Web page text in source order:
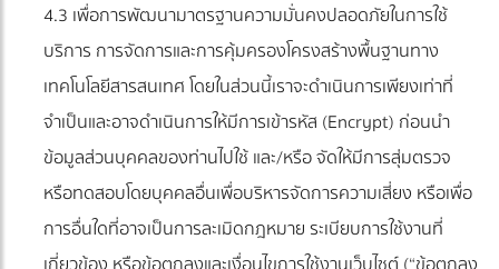
4.3 เพื่อการพัฒนามาตรฐานความมั่นคงปลอดภัยในการใช้
บริการ การจัดการและการคุ้มครองโครงสร้างพื้นฐานทาง
เทคโนโลยีสารสนเทศ โดยในส่วนนี้เราจะดำเนินการเพียงเท่าที่
จำเป็นและอาจดำเนินการให้มีการเข้ารหัส (Encrypt) ก่อนนำ
ข้อมูลส่วนบุคคลของท่านไปใช้ และ/หรือ จัดให้มีการสุ่มตรวจ
หรือทดสอบโดยบุคคลอื่นเพื่อบริหารจัดการความเสี่ยง หรือเพื่อ
การอื่นใดที่อาจเป็นการละเมิดกฎหมาย ระเบียบการใช้งานที่